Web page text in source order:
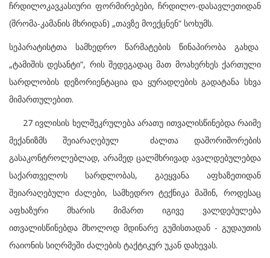
ჩრდილოკავკასიური ფორმირებები, ჩრდილო-დასავლეთიდან
(შრომა-კამანის მხრიდან) „თავზე მოექცნენ“ სოხუმს.
სეპარატისტთა სამხედრო წარმატების წინაპირობა გახდა
„ტამიშის დესანტი“, რის შედეგადაც მათ მოახერხეს ქართული
სარდლობის დეზორიენტაცია და ყურადღების გადატანა სხვა
მიმართულებით.
27 ივლისის ხელშეკრულება არათუ ითვალისწინებდა რაიმე
მექანიზმს შეიარაღებულ ძალთა დაშორიშორების
გასაკონტროლებლად, არამედ ცალმხრივად ავალდებულებდა
საქართველოს სარდლობას, გაეყვანა აფხაზეთიდან
შეიარაღებული ძალები, სამხედრო ტექნიკა მაშინ, როდესაც
აფხაზური მხარის მიმართ იგივე ვალდებულება
ითვალისწინებდა მხოლოდ მდინარე გუმისთადან - გუდაუთის
რაიონის სიღრმეში ძალების ტაქტიკურ უკან დახევას.